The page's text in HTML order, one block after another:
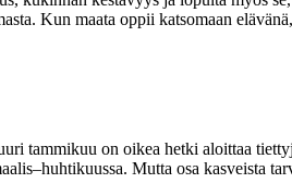
Kun maata oppii katsomaan
tammikuu on oikea hetki aloittaa
Mutta osa kasveista